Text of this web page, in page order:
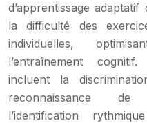
d’apprentissage
la difficulté des
individuelles,
l’entraînement
incluent la
reconnaissance de
l’identification